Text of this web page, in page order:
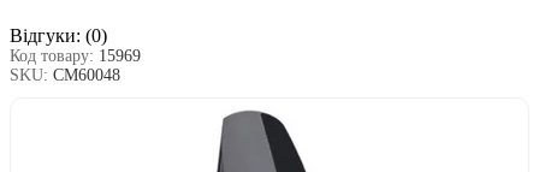
Відгуки: (0)
Код товару: 15969
SKU: СМ60048